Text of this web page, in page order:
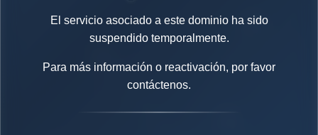
El servicio asociado a este dominio ha sido
suspendido temporalmente.
Para más información o reactivación, por favor
contáctenos.